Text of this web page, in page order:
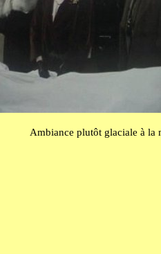
Ambiance plutôt glaciale à la